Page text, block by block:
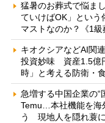
猛暑のお葬式で悩ま
ていけばOK」という
マストなのか？《1級
キオクシアなどAI関
投資妙味 資産1.5億
時」と考える防衛・
急増する中国企業の“
Temu…本社機能を海
う 現地人を隠れ蓑